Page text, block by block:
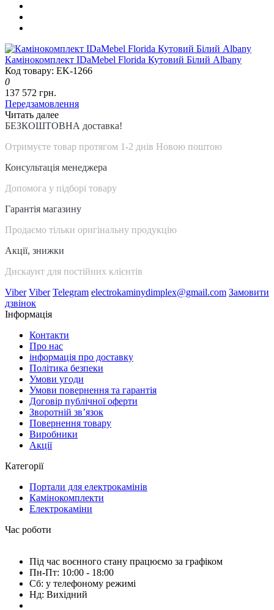
Камінокомплект IDaMebel Florida Кутовий Білий Albany
Код товару: EK-1266
0
137 572 грн.
Передзамовлення
Читать далее
БЕЗКОШТОВНА доставка!
Отримуєте товар протягом 1-2 днів Новою поштою
Консультація менеджера
Допомога у підборі товару
Гарантія магазину
Продаємо тільки оригінальну продукцію
Акції, знижки
Дискаунт для постійних клієнтів
Viber Viber Telegram electrokaminydimplex@gmail.com Замовити
дзвінок
Інформація
Контакти
Про нас
інформація про доставку
Політика безпеки
Умови угоди
Умови повернення та гарантія
Договір публічної оферти
Зворотній зв’язок
Повернення товару
Виробники
Акції
Категорії
Портали для електрокамінів
Камінокомплекти
Електрокаміни
Час роботи
Під час воєнного стану працюємо за графіком
Пн-Пт: 10:00 - 18:00
Сб: у телефоному режимі
Нд: Вихідний